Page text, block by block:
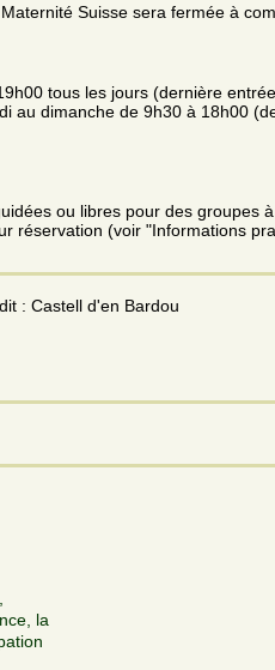
Suisse sera fermée à
tous les jours (dernière
au dimanche de 9h30 à 18h00
ou libres pour des groupes
réservation (voir "Informations
: Castell d'en Bardou
la